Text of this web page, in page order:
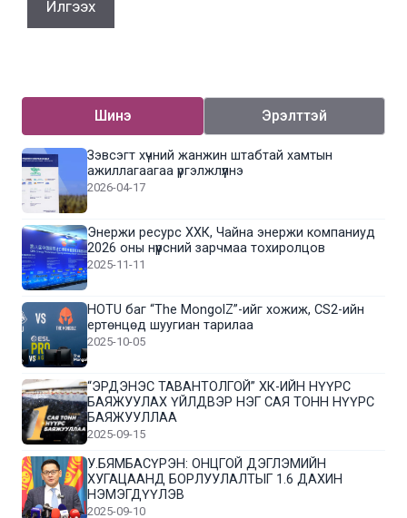
Шинэ Эрэлттэй
Зэвсэгт хүчний жанжин штабтай хамтын
ажиллагаагаа үргэлжлүүлнэ
2026-04-17
Энержи ресурс ХХК, Чайна энержи компаниуд
2026 оны нүүрсний зарчмаа тохиролцов
2025-11-11
HOTU баг “The MongolZ”-ийг хожиж, CS2-ийн
ертөнцөд шуугиан тарилаа
2025-10-05
“ЭРДЭНЭС ТАВАНТОЛГОЙ” ХК-ИЙН НҮҮРС
БАЯЖУУЛАХ ҮЙЛДВЭР НЭГ САЯ ТОНН НҮҮРС
БАЯЖУУЛЛАА
2025-09-15
У.БЯМБАСҮРЭН: ОНЦГОЙ ДЭГЛЭМИЙН
ХУГАЦААНД БОРЛУУЛАЛТЫГ 1.6 ДАХИН
НЭМЭГДҮҮЛЭВ
2025-09-10